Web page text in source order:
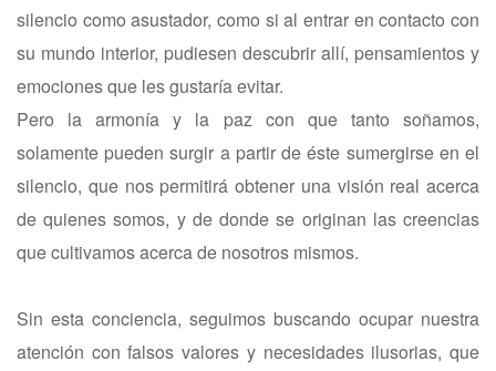
silencio como asustador, como si al entrar en contacto con
su mundo interior, pudiesen descubrir allí, pensamientos y
emociones que les gustaría evitar.
Pero la armonía y la paz con que tanto soñamos,
solamente pueden surgir a partir de éste sumergirse en el
silencio, que nos permitirá obtener una visión real acerca
de quienes somos, y de donde se originan las creencias
que cultivamos acerca de nosotros mismos.
Sin esta conciencia, seguimos buscando ocupar nuestra
atención con falsos valores y necesidades ilusorias, que